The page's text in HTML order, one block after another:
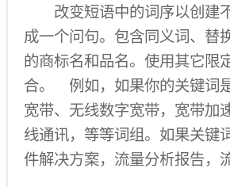
改变短语中的词序以创建不
成一个问句。包含同义词、替
的商标名和品名。使用其它限
合。 例如，如果你的关键词
宽带、无线数字宽带，宽带加
线通讯，等等词组。如果关键
件解决方案，流量分析报告，